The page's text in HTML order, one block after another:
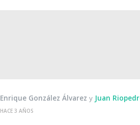
Enrique González Álvarez y Juan
HACE 3 AÑOS